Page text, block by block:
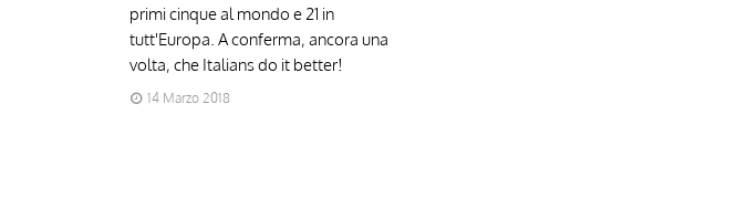
primi cinque al mondo e 21 in
tutt'Europa. A conferma, ancora una
volta, che Italians do it better!
14 Marzo 2018